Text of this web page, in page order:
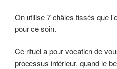
On utilise 7 châles tissés que
pour ce soin.
Ce rituel a pour vocation de
processus intérieur, quand le